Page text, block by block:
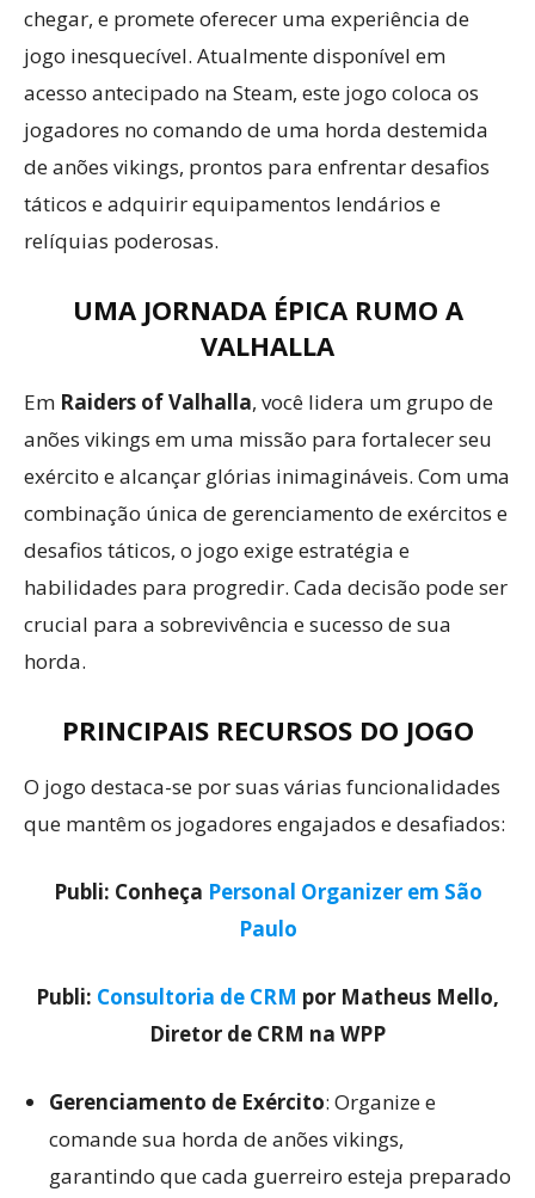
chegar, e promete oferecer uma experiência de
jogo inesquecível. Atualmente disponível em
acesso antecipado na Steam, este jogo coloca os
jogadores no comando de uma horda destemida
de anões vikings, prontos para enfrentar desafios
táticos e adquirir equipamentos lendários e
relíquias poderosas.
UMA JORNADA ÉPICA RUMO A
VALHALLA
Em Raiders of Valhalla, você lidera um grupo de
anões vikings em uma missão para fortalecer seu
exército e alcançar glórias inimagináveis. Com uma
combinação única de gerenciamento de exércitos e
desafios táticos, o jogo exige estratégia e
habilidades para progredir. Cada decisão pode ser
crucial para a sobrevivência e sucesso de sua
horda.
PRINCIPAIS RECURSOS DO JOGO
O jogo destaca-se por suas várias funcionalidades
que mantêm os jogadores engajados e desafiados:
Publi: Conheça Personal Organizer em São
Paulo
Publi: Consultoria de CRM por Matheus Mello,
Diretor de CRM na WPP
Gerenciamento de Exército: Organize e
comande sua horda de anões vikings,
garantindo que cada guerreiro esteja preparado